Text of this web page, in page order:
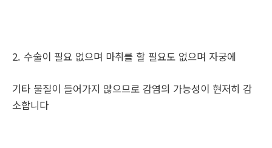
2. 수술이 필요 없으며 마취를 할 필요도 없으며 자궁에
기타 물질이 들어가지 않으므로 감염의 가능성이 현저히 감
소합니다